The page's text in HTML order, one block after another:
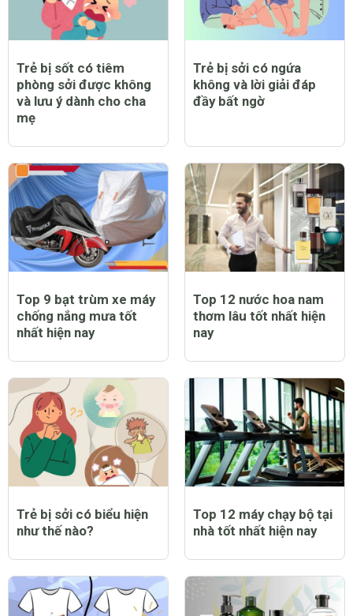
Trẻ bị sốt có tiêm
phòng sởi được không
và lưu ý dành cho cha
mẹ
Trẻ bị sởi có ngứa
không và lời giải đáp
đầy bất ngờ
Top 9 bạt trùm xe máy
chống nắng mưa tốt
nhất hiện nay
Top 12 nước hoa nam
thơm lâu tốt nhất hiện
nay
Trẻ bị sởi có biểu hiện
như thế nào?
Top 12 máy chạy bộ tại
nhà tốt nhất hiện nay